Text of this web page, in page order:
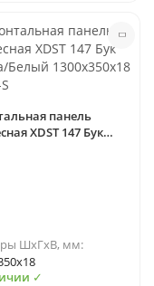
панель
XDST 147 Бук
ШхГхВ, мм:
✓